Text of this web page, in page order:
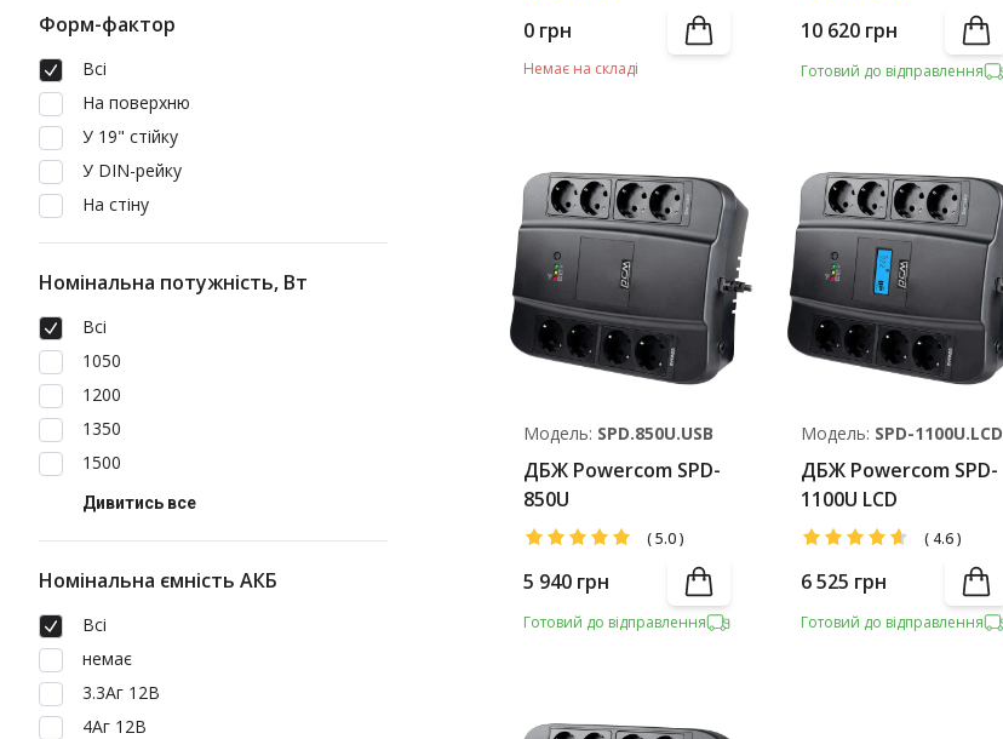
Форм-фактор
Всі
На поверхню
У 19" стійку
У DIN-рейку
На стіну
Номінальна потужність, Вт
Всі
1050
1200
1350
1500
Дивитись все
Номінальна ємність АКБ
Всі
немає
3.3Аг 12В
4Аг 12В
0 грн
Немає на складі
10 620 грн
Готовий до відправлення
Модель: SPD.850U.USB
ДБЖ Powercom SPD-
850U
(5.0)
5 940 грн
Готовий до відправлення
Модель: SPD-1100U.LCD
ДБЖ Powercom SPD-
1100U LCD
( 4.6)
6 525 грн
Готовий до відправлення